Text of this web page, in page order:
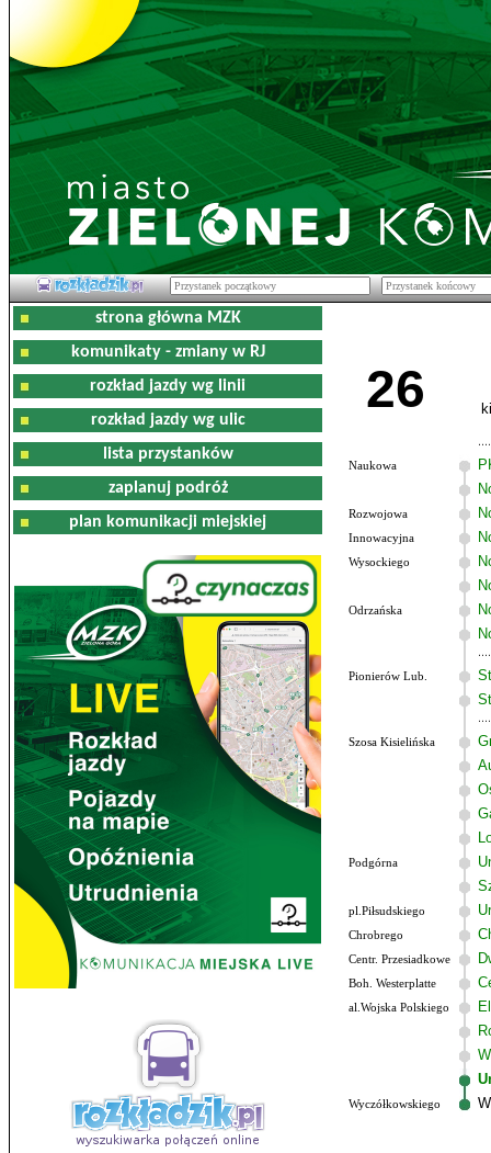
strona główna MZK
komunikaty - zmiany w RJ
rozkład jazdy wg linii
rozkład jazdy wg ulic
lista przystanków
zaplanuj podróż
plan komunikacji miejskiej
26
Naukowa
Rozwojowa
Innowacyjna
Wysockiego
Odrzańska
Pionierów Lub.
Szosa Kisielińska
Podgórna
pl.Piłsudskiego
Chrobrego
Centr. Przesiadkowe
Boh. Westerplatte
al.Wojska Polskiego
Wyczółkowskiego